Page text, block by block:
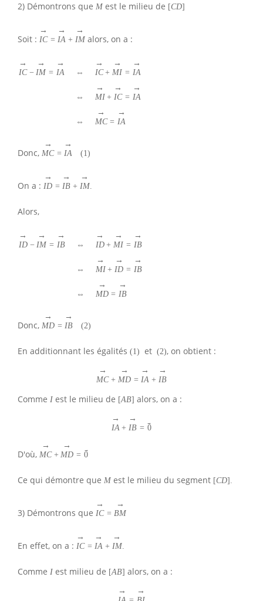
2) Démontrons que M est le milieu de [CD]
Soit :
→
IC =
→
IA +
→
IMalors, on a :
→
IC −
→
IM =
→
IA ⇔
→
IC +
→
MI =
→
IA
⇔
→
MI +
→
IC =
→
IA
⇔
→
MC =
→
IA
Donc,
→
MC =
→
IA (1)
On a :
→
ID =
→
IB +
→
IM.
Alors,
→
ID −
→
IM =
→
IB ⇔
→
ID +
→
MI =
→
IB
⇔
→
MI +
→
ID =
→
IB
⇔
→
MD =
→
IB
Donc,
→
MD =
→
IB (2)
En additionnant les égalités (1) et (2), on obtient :
→
MC +
→
MD =
→
IA +
→
IB
Comme I est le milieu de [AB] alors, on a :
→
IA +
→
IB =
→
0
D'où,
→
MC +
→
MD =
→
0
Ce qui démontre que M est le milieu du segment [CD] .
3) Démontrons que
→
IC =
→
BM
En effet, on a :
→
IC =
→
IA +
→
IM.
Comme I est milieu de [AB] alors, on a :
→
→